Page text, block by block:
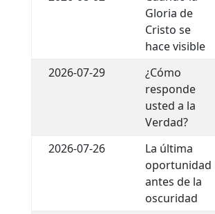
Gloria de
Cristo se
hace visible
2026-07-29
¿Cómo
responde
usted a la
Verdad?
2026-07-26
La última
oportunidad
antes de la
oscuridad